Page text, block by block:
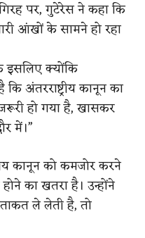
पर, गुटेरेस ने कहा कि
आंखों के सामने हो रहा
इसलिए क्योंकि
अंतरराष्ट्रीय कानून का
हो गया है, खासकर
में।”
कानून को कमजोर करने
का खतरा है। उन्होंने
ले लेती है, तो